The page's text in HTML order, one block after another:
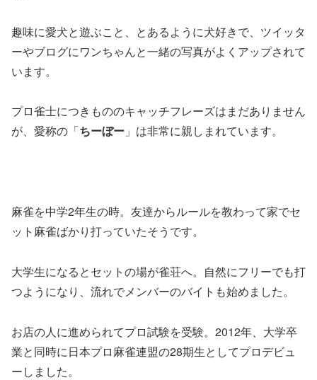
趣味に愛犬と遊ぶこと、とあるように犬好きで、ツイッタ
ーやブログにワンちゃんと一緒の写真がよくアップされて
います。
プロ雀士につきもののキャッチフレーズはまだありません
が、愛称の「ちーぼー 」は非常に親しまれています。
麻雀を中学2年生の時。友達からルールを教わって家でセ
ット麻雀ばかり打っていたそうです。
大学生になるとセットの場が雀荘へ。自然にフリーでも打
つようになり、流れでメンバーのバイトも始めました。
お店の人に進められてプロ試験を受験。2012年、大学卒
業と同時に日本プロ麻雀連盟の28期生としてプロデビュ
ーしました。